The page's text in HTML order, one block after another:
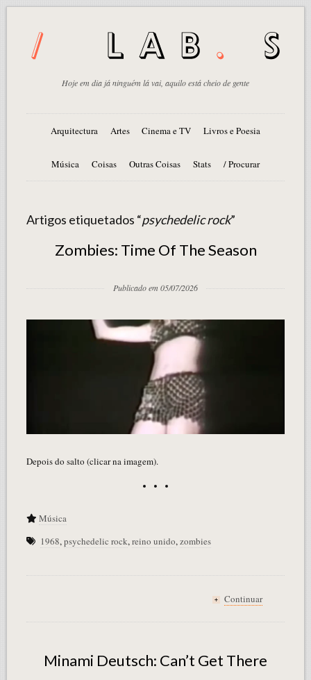
Hoje em dia já ninguém lá vai, aquilo está cheio de gente
Arquitectura Artes Cinema e TV Livros e Poesia
Música Coisas Outras Coisas Stats / Procurar
Artigos etiquetados “psychedelic rock”
Zombies: Time Of The Season
Publicado em 05/07/2026
Depois do salto (clicar na imagem).
Música
1968,psychedelic rock,reino unido,zombies
+ Continuar
Minami Deutsch: Can’t Get There